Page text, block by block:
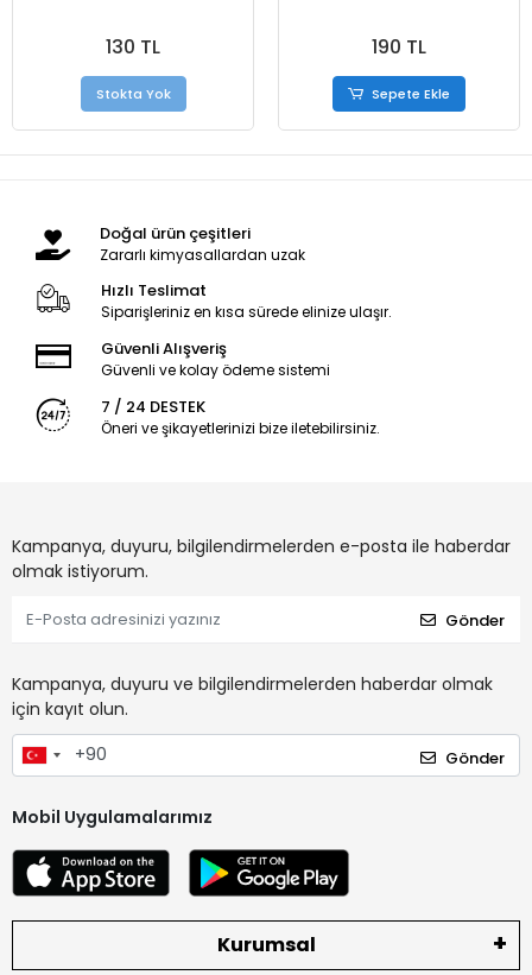
130 TL
Stokta Yok
190 TL
Sepete Ekle
Doğal ürün çeşitleri
Zararlı kimyasallardan uzak
Hızlı Teslimat
Siparişleriniz en kısa sürede elinize ulaşır.
Güvenli Alışveriş
Güvenli ve kolay ödeme sistemi
7 / 24 DESTEK
Öneri ve şikayetlerinizi bize iletebilirsiniz.
Kampanya, duyuru, bilgilendirmelerden e-posta ile haberdar
olmak istiyorum.
Gönder
Kampanya, duyuru ve bilgilendirmelerden haberdar olmak
için kayıt olun.
Gönder
Mobil Uygulamalarımız
Kurumsal